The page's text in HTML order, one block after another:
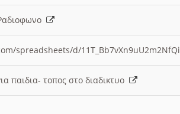
spreadsheets/d/
παιδια- τοπος στο διαδικτυο